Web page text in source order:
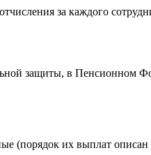
за каждого
защиты, в Пенсионном
(порядок их выплат описан